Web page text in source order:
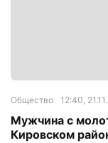
Общество 12:40,
Мужчина с
Кировском